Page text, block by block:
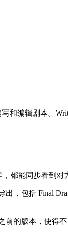
和编辑剧本。
都能同步看到对
，包括 Final
的版本，使得不